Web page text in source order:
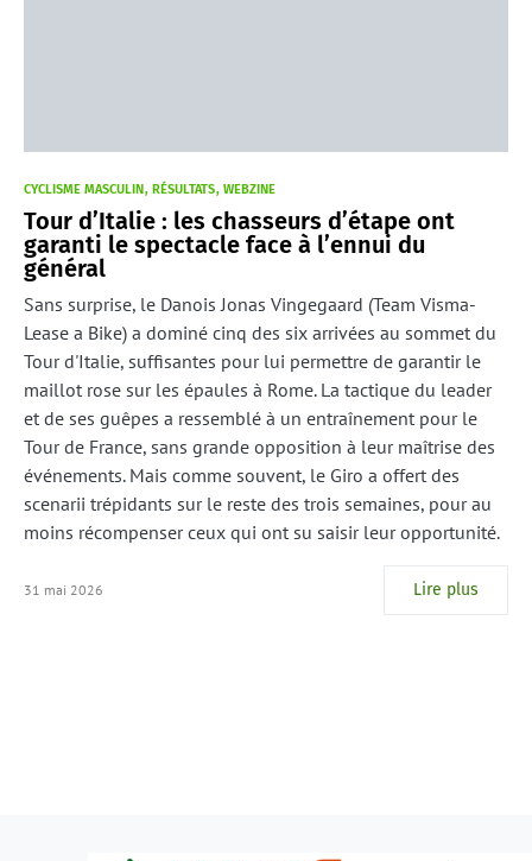
CYCLISME MASCULIN RÉSULTATS WEBZINE
Tour d’Italie : les chasseurs d’étape ont
garanti le spectacle face à l’ennui du
général
Sans surprise, le Danois Jonas Vingegaard (Team Visma-
Lease a Bike) a dominé cinq des six arrivées au sommet du
Tour d'Italie, suffisantes pour lui permettre de garantir le
maillot rose sur les épaules à Rome. La tactique du leader
et de ses guêpes a ressemblé à un entraînement pour le
Tour de France, sans grande opposition à leur maîtrise des
événements. Mais comme souvent, le Giro a offert des
scenarii trépidants sur le reste des trois semaines, pour au
moins récompenser ceux qui ont su saisir leur opportunité.
31 mai 2026 Lire plus